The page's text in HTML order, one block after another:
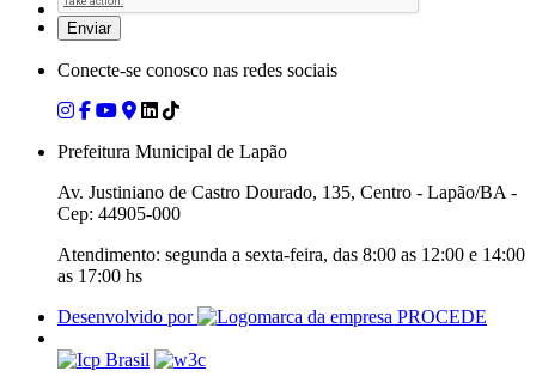
Conecte-se conosco nas redes sociais
Prefeitura Municipal de Lapão
Av. Justiniano de Castro Dourado, 135, Centro - Lapão/BA -
Cep: 44905-000
Atendimento: segunda a sexta-feira, das 8:00 as 12:00 e 14:00
as 17:00 hs
Desenvolvido por